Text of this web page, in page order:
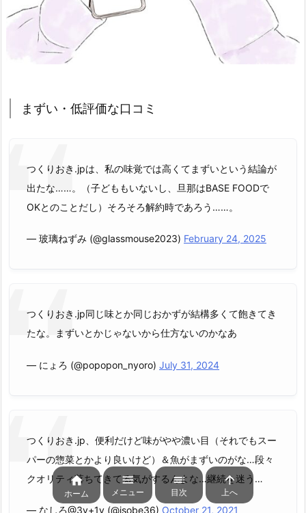
まずい・低評価な口コミ
つくりおき.jpは、私の味覚では高くてまずいという結論が
出たな……。（子どももいないし、旦那はBASE FOODで
OKとのことだし）そろそろ解約時であろう……。
— 玻璃ねずみ (@glassmouse2023) February 24, 2025
つくりおき.jp同じ味とか同じおかずが結構多くて飽きてき
たな。まずいとかじゃないから仕方ないのかなあ
— にょろ (@popopon_nyoro) July 31, 2024
つくりおき.jp、便利だけど味がやや濃い目（それでもスー
パーの惣菜とかより良いけど）＆魚がまずいのがな…段々
クオリティ落ちてきてる気がするんよな…継続を迷う…
— なしろ@3y+1y (@isobe36) October 21, 2021

ホーム

メニュー

目次

上へ